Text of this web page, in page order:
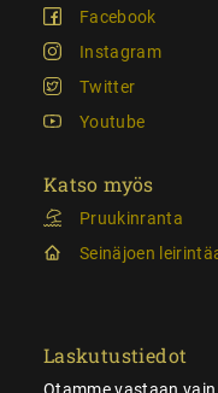
Facebook
Instagram
Twitter
Youtube
Katso myös
Pruukinranta
Seinäjoen
Laskutustiedot
Otamme vastaan